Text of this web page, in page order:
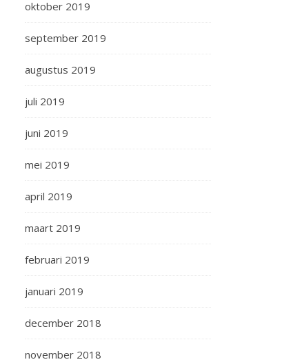
oktober 2019
september 2019
augustus 2019
juli 2019
juni 2019
mei 2019
april 2019
maart 2019
februari 2019
januari 2019
december 2018
november 2018